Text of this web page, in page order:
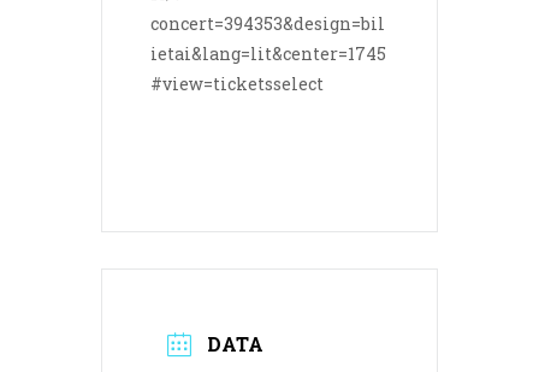
concert=394353&design=bil
ietai&lang=lit&center=1745
#view=ticketsselect
DATA